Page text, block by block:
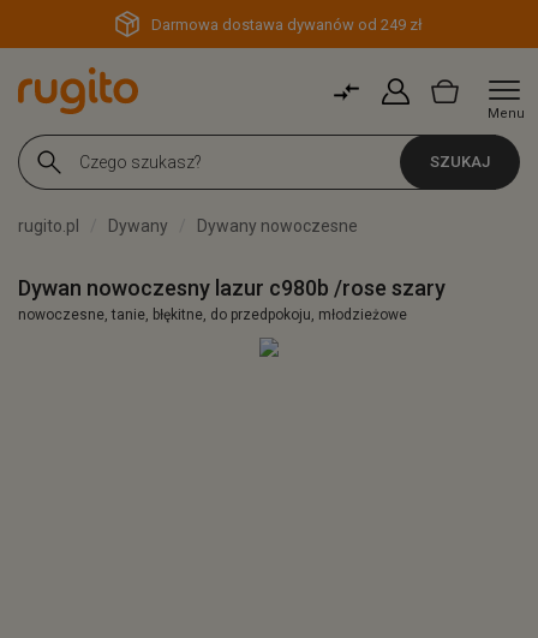
Darmowa dostawa dywanów od 249 zł
Menu
SZUKAJ
rugito.pl Dywany Dywany nowoczesne
Dywan nowoczesny lazur c980b /rose szary
nowoczesne, tanie, błękitne, do przedpokoju, młodzieżowe